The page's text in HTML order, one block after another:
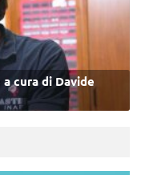
cura di Davide